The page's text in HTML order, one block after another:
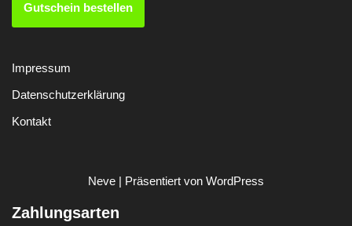
Gutschein bestellen
Impressum
Datenschutzerklärung
Kontakt
Neve | Präsentiert von WordPress
Zahlungsarten